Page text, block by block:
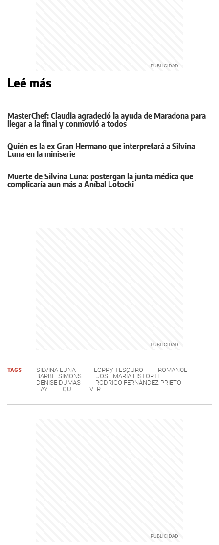
Leé más
MasterChef: Claudia agradeció la ayuda de Maradona para
llegar a la final y conmovió a todos
Quién es la ex Gran Hermano que interpretará a Silvina
Luna en la miniserie
Muerte de Silvina Luna: postergan la junta médica que
complicaría aun más a Aníbal Lotocki
TAGS SILVINA LUNA FLOPPY TESOURO
ROMANCE
BARBIE SIMONS
JOSÉ MARÍA LISTORTI
DENISE DUMAS
RODRIGO FERNÁNDEZ PRIETO
HAY
QUE VER